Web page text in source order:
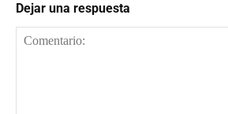
Dejar una respuesta